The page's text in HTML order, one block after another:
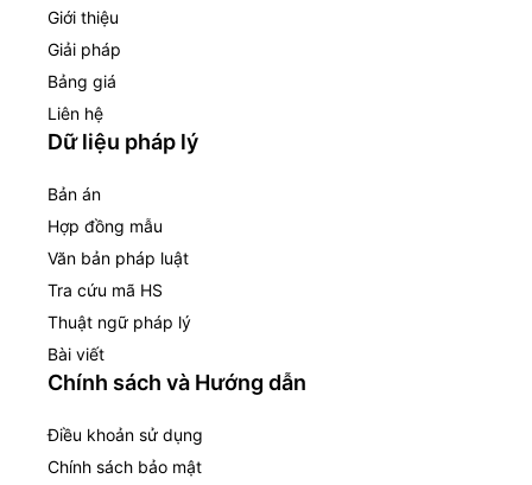
Giới thiệu
Giải pháp
Bảng giá
Liên hệ
Dữ liệu pháp lý
Bản án
Hợp đồng mẫu
Văn bản pháp luật
Tra cứu mã HS
Thuật ngữ pháp lý
Bài viết
Chính sách và Hướng dẫn
Điều khoản sử dụng
Chính sách bảo mật